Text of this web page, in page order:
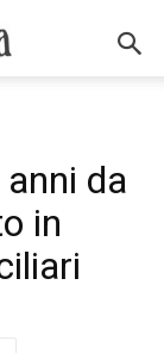
da
in